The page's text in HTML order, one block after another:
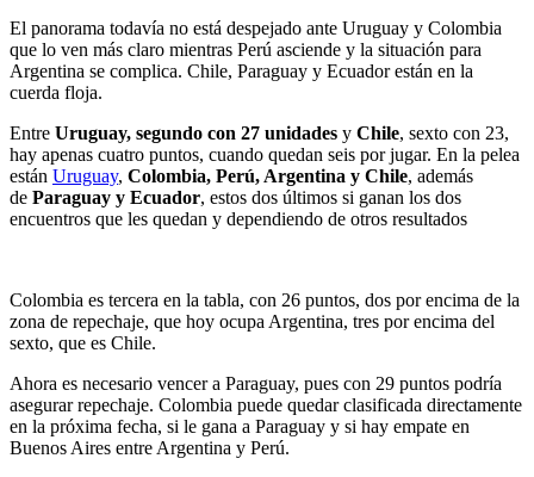
El panorama todavía no está despejado ante Uruguay y Colombia
que lo ven más claro mientras Perú asciende y la situación para
Argentina se complica. Chile, Paraguay y Ecuador están en la
cuerda floja.
Entre Uruguay, segundo con 27 unidades y Chile, sexto con 23,
hay apenas cuatro puntos, cuando quedan seis por jugar. En la pelea
están Uruguay, Colombia, Perú, Argentina y Chile, además
de Paraguay y Ecuador, estos dos últimos si ganan los dos
encuentros que les quedan y dependiendo de otros resultados
Colombia es tercera en la tabla, con 26 puntos, dos por encima de la
zona de repechaje, que hoy ocupa Argentina, tres por encima del
sexto, que es Chile.
Ahora es necesario vencer a Paraguay, pues con 29 puntos podría
asegurar repechaje. Colombia puede quedar clasificada directamente
en la próxima fecha, si le gana a Paraguay y si hay empate en
Buenos Aires entre Argentina y Perú.